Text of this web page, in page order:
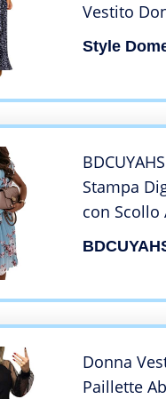
Vestito
Cerimonia
B91654 S
Style
Stampa
con Scollo
retrò
Donna
Paillette